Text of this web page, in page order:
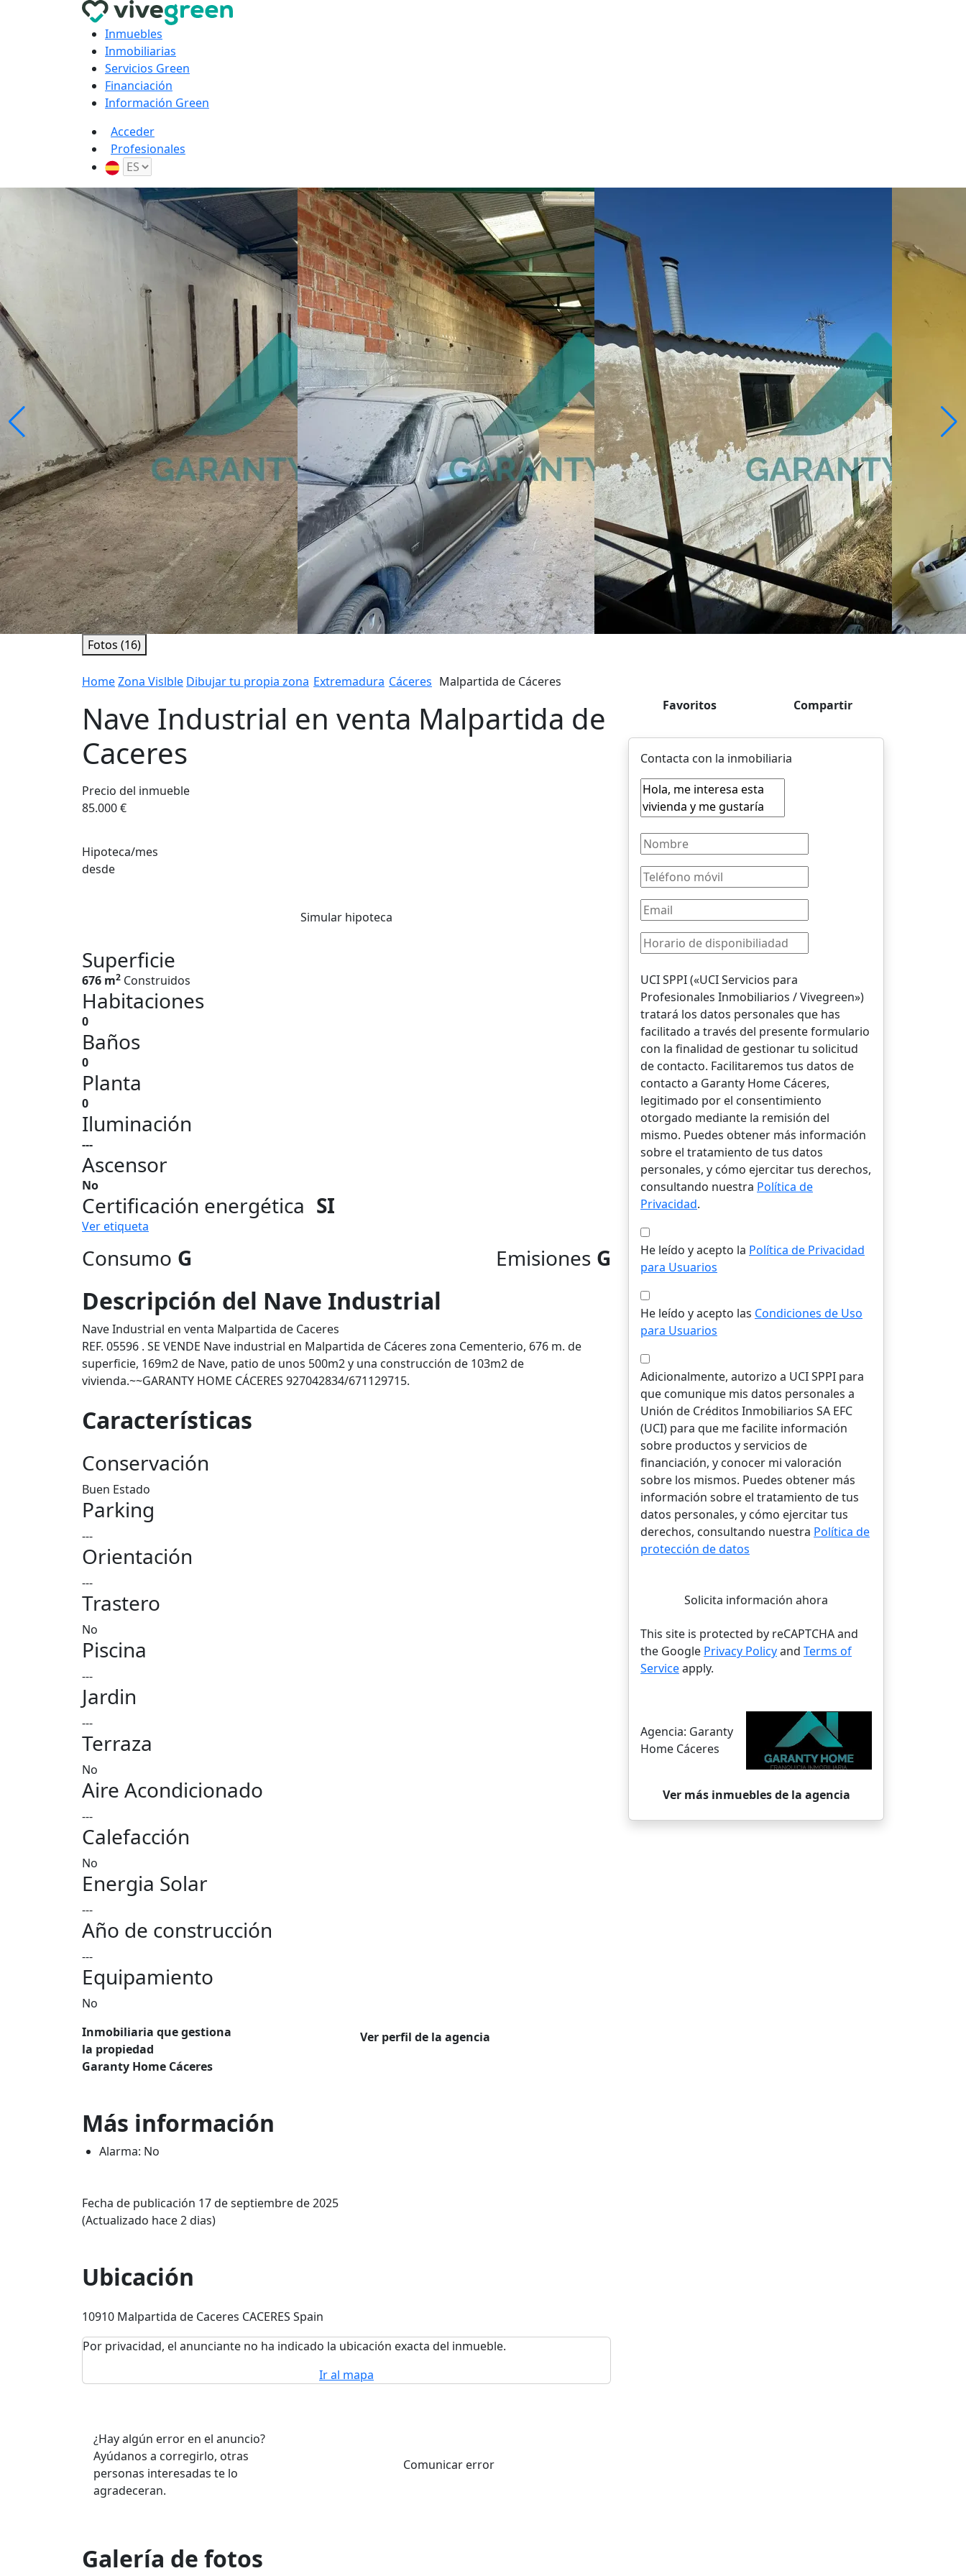
Inmuebles
Inmobiliarias
Servicios Green
Financiación
Información Green
Acceder
Profesionales
Fotos (16)
HomeZona Vislble Dibujar tu propia zona Extremadura Cáceres Malpartida de Cáceres
Nave Industrial en venta Malpartida de
Caceres
Precio del inmueble
85.000 €
Hipoteca/mes
desde
Simular hipoteca
Superficie
676 m2 Construidos
Habitaciones
0
Baños
0
Planta
0
Iluminación
---
Ascensor
No
Certificación energética SI
Ver etiqueta
Consumo G Emisiones G
Descripción del Nave Industrial
Nave Industrial en venta Malpartida de Caceres
REF. 05596 . SE VENDE Nave industrial en Malpartida de Cáceres zona Cementerio, 676 m. de
superficie, 169m2 de Nave, patio de unos 500m2 y una construcción de 103m2 de
vivienda.~~GARANTY HOME CÁCERES 927042834/671129715.
Características
Conservación
Buen Estado
Parking
---
Orientación
---
Trastero
No
Piscina
---
Jardin
---
Terraza
No
Aire Acondicionado
---
Calefacción
No
Energia Solar
---
Año de construcción
---
Equipamiento
No
Inmobiliaria que gestiona
la propiedad
Garanty Home Cáceres
Ver perfil de la agencia
Más información
Alarma: No
Fecha de publicación 17 de septiembre de 2025
(Actualizado hace 2 dias)
Ubicación
10910 Malpartida de Caceres CACERES Spain
Por privacidad, el anunciante no ha indicado la ubicación exacta del inmueble.
Ir al mapa
¿Hay algún error en el anuncio?
Ayúdanos a corregirlo, otras
personas interesadas te lo
agradeceran.
Comunicar error
Galería de fotos
Favoritos Compartir
Contacta con la inmobiliaria
UCI SPPI («UCI Servicios para
Profesionales Inmobiliarios / Vivegreen»)
tratará los datos personales que has
facilitado a través del presente formulario
con la finalidad de gestionar tu solicitud
de contacto. Facilitaremos tus datos de
contacto a Garanty Home Cáceres,
legitimado por el consentimiento
otorgado mediante la remisión del
mismo. Puedes obtener más información
sobre el tratamiento de tus datos
personales, y cómo ejercitar tus derechos,
consultando nuestra Política de
Privacidad.
He leído y acepto la Política de Privacidad
para Usuarios
He leído y acepto las Condiciones de Uso
para Usuarios
Adicionalmente, autorizo a UCI SPPI para
que comunique mis datos personales a
Unión de Créditos Inmobiliarios SA EFC
(UCI) para que me facilite información
sobre productos y servicios de
financiación, y conocer mi valoración
sobre los mismos. Puedes obtener más
información sobre el tratamiento de tus
datos personales, y cómo ejercitar tus
derechos, consultando nuestra Política de
protección de datos
Solicita información ahora
This site is protected by reCAPTCHA and
the Google Privacy Policyand Terms of
Serviceapply.
Agencia: Garanty
Home Cáceres
Ver más inmuebles de la agencia